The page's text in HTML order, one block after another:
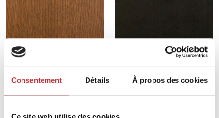
Consentement Détails À propos des cookies
EL55
Black Brushed Oak